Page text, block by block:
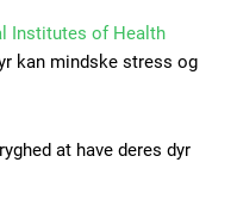
Institutes of Health
kan mindske stress og
at have deres dyr